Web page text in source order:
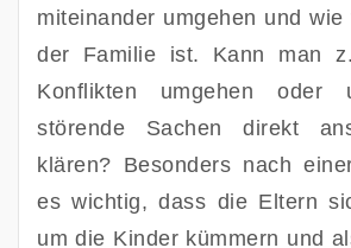
miteinander umgehen und
der Familie ist. Kann man
Konflikten umgehen oder
störende Sachen direkt
klären? Besonders nach
es wichtig, dass die Eltern
um die Kinder kümmern und